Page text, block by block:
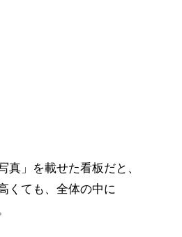
真」を載せた看板だと、
くても、全体の中に